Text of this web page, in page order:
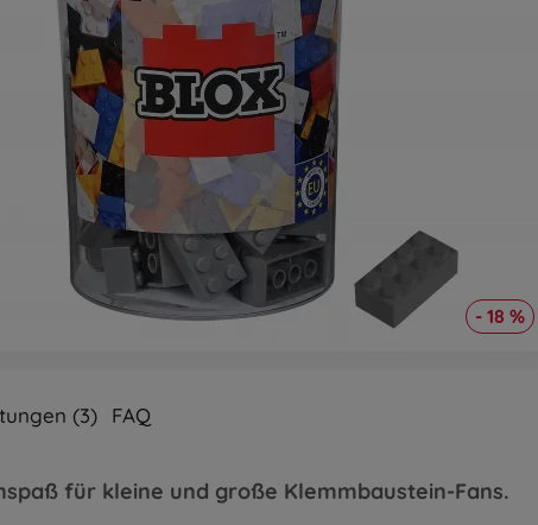
- 18 %
(3) FAQ
für kleine und große Klemmbaustein-Fans.